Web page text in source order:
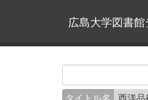
広島大学図書
タイトル名
西洋品